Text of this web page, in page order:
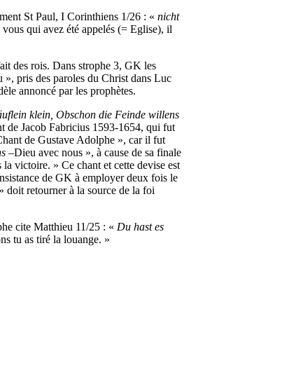
St Paul, I Corinthiens 1/26 : «nicht
qui avez été appelés (= Eglise), il
des rois. Dans strophe 3, GK les
», pris des paroles du Christ dans Luc
annoncé par les prophètes.
klein, Obschon die Feinde willens
de Jacob Fabricius 1593-1654, qui fut
de Gustave Adolphe », car il fut
–Dieu avec nous », à cause de sa finale
victoire. » Ce chant et cette devise est
de GK à employer deux fois le
» doit retourner à la source de la foi
cite Matthieu 11/25 : « Du hast es
tu as tiré la louange. »